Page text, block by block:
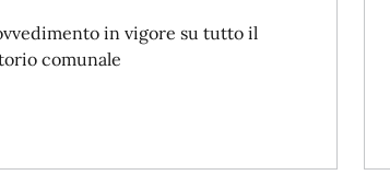
in vigore su tutto il
comunale